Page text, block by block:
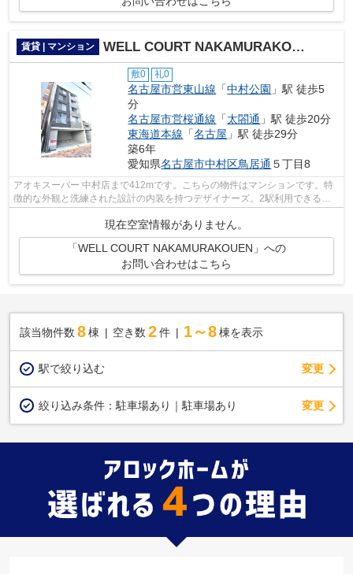
賃貸 | マンション WELL COURT NAKAMURAKOUEN
敷0 礼0
名古屋市営東山線 「中村公園 」駅 徒歩5
分
名古屋市営桜通線 「太閤通 」駅 徒歩20分
東海道本線 「名古屋 」駅 徒歩29分
築6年
愛知県名古屋市中村区鳥居通 ５丁目8
アオキスーパー 中村店まで412mです。こちらの物件はマンションです。特
徴的な外観と洗練された設計の内装を持つデザイナーズ。2駅利用できるの
現在空室情報がありません。
「WELL COURT NAKAMURAKOUEN」への
お問い合わせはこちら
該当物件数 8棟 空き数 2 件 1～8 棟を表示
駅で絞り込む 変更
絞り込み条件：駐車場あり｜駐車場あり 変更